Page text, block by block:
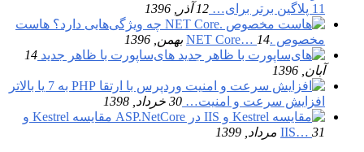
11 پلاگین برتر برای…
12 آذر, 1396
هاست
مخصوص .NET Core…14 بهمن, 1396
های‌ساپورت با ظاهر جدید 14
آبان, 1396
افزایش سرعت و امنیت… 30 خرداد, 1398
مقایسه Kestrel و
IIS… 31 مرداد, 1399